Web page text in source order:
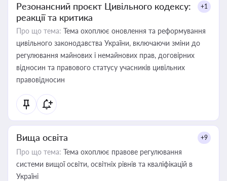
Резонансний проєкт Цивільного кодексу:
реакції та критика
+1
Про що тема: Тема охоплює оновлення та реформування
цивільного законодавства України, включаючи зміни до
регулювання майнових і немайнових прав, договірних
відносин та правового статусу учасників цивільних
правовідносин
Вища освіта +9
Про що тема: Тема охоплює правове регулювання
системи вищої освіти, освітніх рівнів та кваліфікацій в
Україні